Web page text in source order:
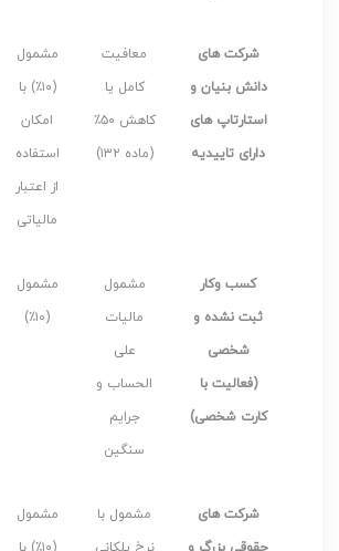
شرکت های
دانش بنیان و
استارتاپ های
دارای تاییدیه
معافیت
کامل یا
کاهش ۵۰٪
(ماده ۱۳۲)
مشمول
(۱۰٪) با
امکان
استفاده
از اعتبار
مالیاتی
کسب وکار
ثبت نشده و
شخصی
(فعالیت با
کارت شخصی)
مشمول
مالیات
علی
الحساب و
جرایم
سنگین
مشمول
(۱۰٪)
شرکت های
مشمول با
مشمول